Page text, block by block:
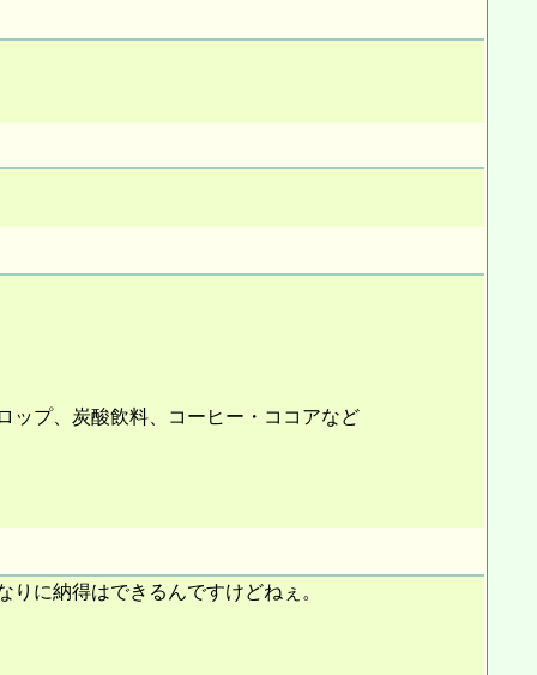
ップ、炭酸飲料、コーヒー・ココアなど
に納得はできるんですけどねぇ。